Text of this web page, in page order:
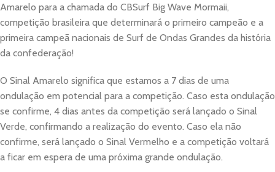
Amarelo para a chamada do CBSurf Big Wave Mormaii,
competição brasileira que determinará o primeiro campeão e a
primeira campeã nacionais de Surf de Ondas Grandes da história
da confederação!
O Sinal Amarelo significa que estamos a 7 dias de uma
ondulação em potencial para a competição. Caso esta ondulação
se confirme, 4 dias antes da competição será lançado o Sinal
Verde, confirmando a realização do evento. Caso ela não
confirme, será lançado o Sinal Vermelho e a competição voltará
a ficar em espera de uma próxima grande ondulação.